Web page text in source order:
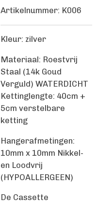
Artikelnummer: K006
Kleur: zilver
Materiaal: Roestvrij
Staal (14k Goud
Verguld) WATERDICHT
Kettinglengte: 40cm +
5cm verstelbare
ketting
Hangerafmetingen:
10mm x 10mm Nikkel-
en Loodvrij
(HYPOALLERGEEN)
De Cassette